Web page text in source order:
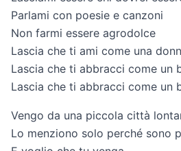
Parlami con poesie e canzoni
Non farmi essere agrodolce
Lascia che ti ami come una
Lascia che ti abbracci come un
Lascia che ti abbracci come un
Vengo da una piccola città
Lo menziono solo perché sono